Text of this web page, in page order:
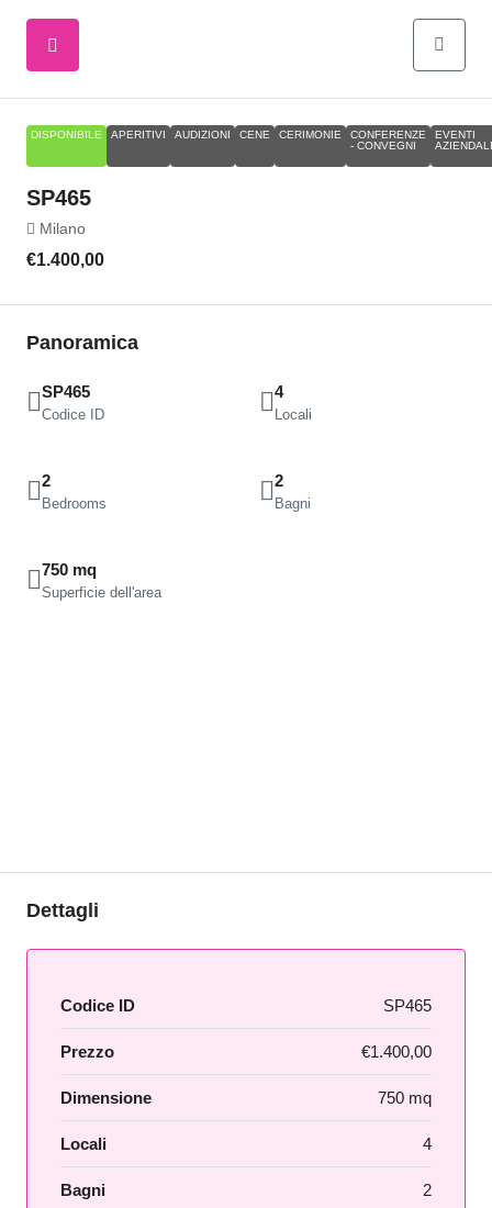
DISPONIBILE APERITIVI AUDIZIONI CENE CERIMONIE
CONFERENZE
- CONVEGNI
EVENTI
AZIENDALI
SP465
Milano
€1.400,00
Panoramica
SP465
Codice ID
4
Locali
2
Bedrooms
2
Bagni
750 mq
Superficie dell'area
Dettagli
Codice ID SP465
Prezzo €1.400,00
Dimensione 750 mq
Locali 4
Bagni 2